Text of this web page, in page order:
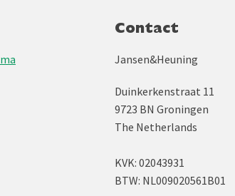
Contact
Jansen&Heuning
Duinkerkenstraat 11
9723 BN Groningen
The Netherlands
KVK: 02043931
BTW: NL009020561B01